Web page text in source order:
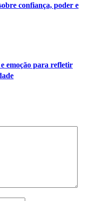
confiança, poder e
emoção para refletir